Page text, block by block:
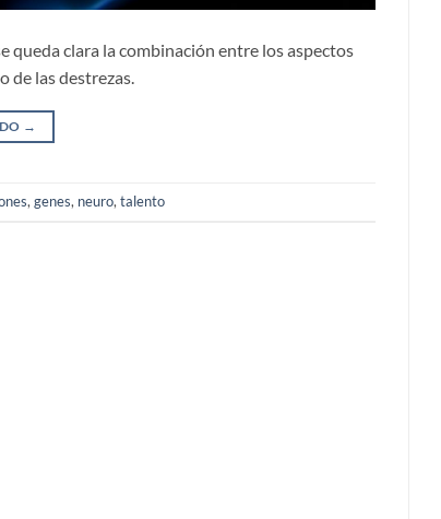
queda clara la combinación entre los aspectos
de las destrezas.
→
, genes, neuro, talento